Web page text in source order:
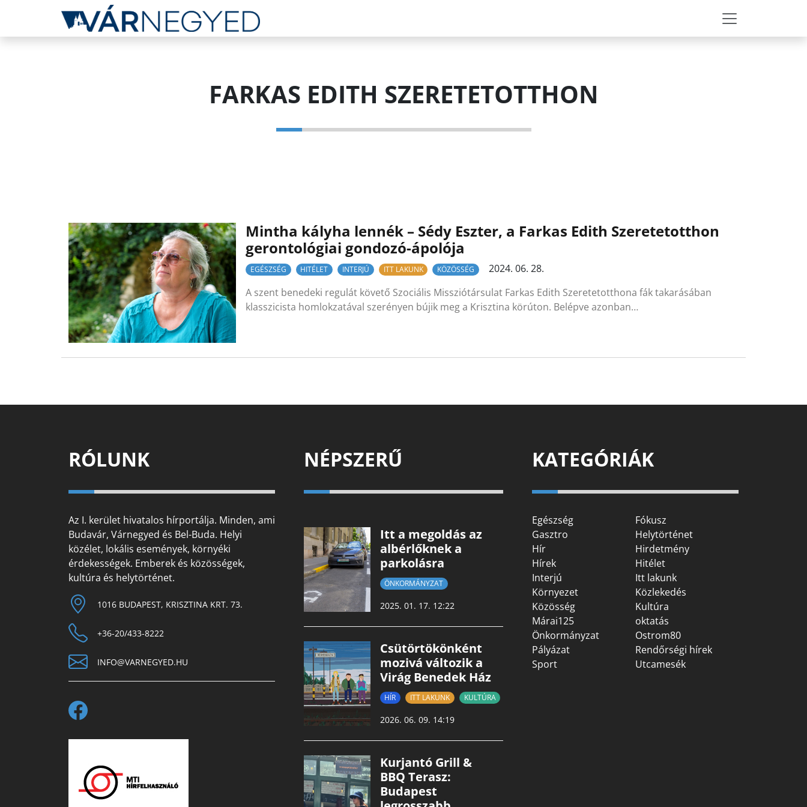
FARKAS EDITH SZERETETOTTHON
Mintha kályha lennék – Sédy Eszter, a Farkas Edith Szeretetotthon
gerontológiai gondozó-ápolója
EGÉSZSÉG HITÉLET INTERJÚ ITT LAKUNK KÖZÖSSÉG
2024. 06. 28.
A szent benedeki regulát követő Szociális Missziótársulat Farkas Edith Szeretetotthona fák takarásában
klasszicista homlokzatával szerényen bújik meg a Krisztina körúton. Belépve azonban…
RÓLUNK
Az I. kerület hivatalos hírportálja. Minden, ami
Budavár, Várnegyed és Bel-Buda. Helyi
közélet, lokális események, környéki
érdekességek. Emberek és közösségek,
kultúra és helytörténet.
1016 BUDAPEST, KRISZTINA KRT. 73.
+36-20/433-8222
INFO@VARNEGYED.HU
NÉPSZERŰ
Itt a megoldás az
albérlőknek a
parkolásra
ÖNKORMÁNYZAT
2025. 01. 17. 12:22
Csütörtökönként
mozivá változik a
Virág Benedek Ház
HÍR ITT LAKUNK KULTÚRA
2026. 06. 09. 14:19
Kurjantó Grill &
BBQ Terasz:
Budapest
KATEGÓRIÁK
Egészség
Fókusz
Gasztro
Helytörténet
Hír
Hirdetmény
Hírek
Hitélet
Interjú
Itt lakunk
Környezet
Közlekedés
Közösség
Kultúra
Márai125
oktatás
Önkormányzat
Ostrom80
Pályázat
Rendőrségi hírek
Sport
Utcamesék